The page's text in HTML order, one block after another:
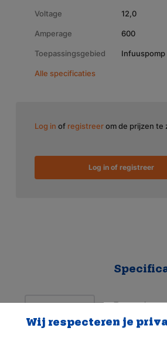
Voltage 12,0
Amperage 600
Toepassingsgebied Infuuspomp
Alle specificaties
Log in of registreerom de prijzen te
Log in of registreer
Merk
Wij respecteren je